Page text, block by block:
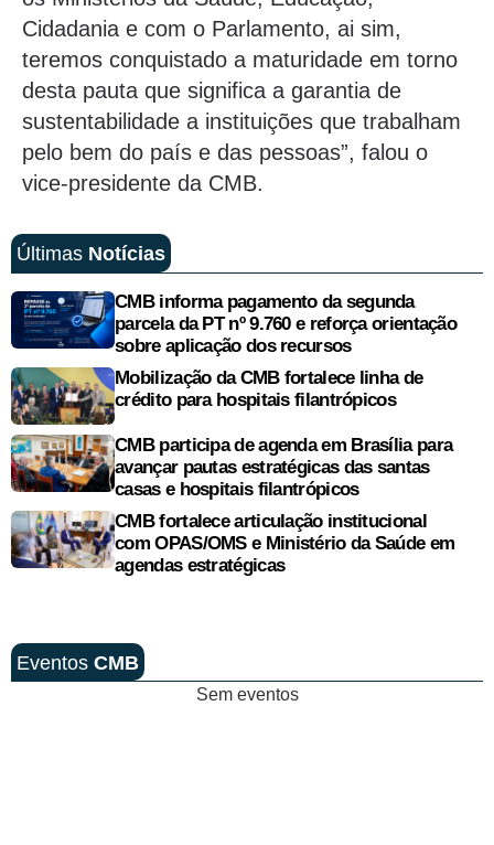
Cidadania e com o Parlamento, ai sim,
teremos conquistado a maturidade em torno
desta pauta que significa a garantia de
sustentabilidade a instituições que trabalham
pelo bem do país e das pessoas”, falou o
vice-presidente da CMB.
Últimas Notícias
CMB informa pagamento da segunda
parcela da PT nº 9.760 e reforça orientação
sobre aplicação dos recursos
Mobilização da CMB fortalece linha de
crédito para hospitais filantrópicos
CMB participa de agenda em Brasília para
avançar pautas estratégicas das santas
casas e hospitais filantrópicos
CMB fortalece articulação institucional
com OPAS/OMS e Ministério da Saúde em
agendas estratégicas
Eventos CMB
Sem eventos